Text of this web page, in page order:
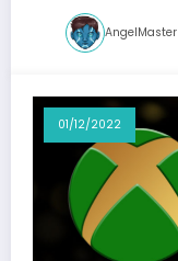
AngelMaster
01/12/2022